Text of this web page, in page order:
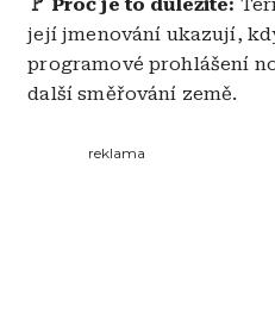
🚩 Proč je to důležité:
její jmenování ukazují,
programové prohlášení
další směřování země.
reklama